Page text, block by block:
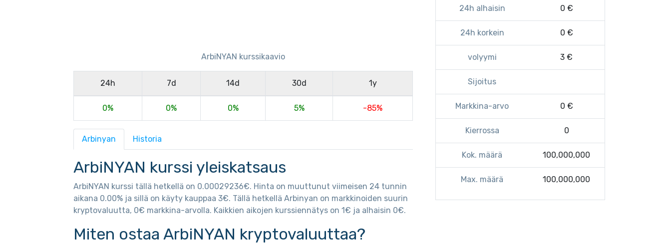
ArbiNYAN kurssikaavio
24h 7d 14d 30d 1y
0% 0% 0% 5% -85%
Arbinyan Historia
ArbiNYAN kurssi yleiskatsaus
ArbiNYAN kurssi tällä hetkellä on 0.00029236€. Hinta on muuttunut viimeisen 24 tunnin
aikana 0.00% ja sillä on käyty kauppaa 3€. Tällä hetkellä Arbinyan on markkinoiden suurin
kryptovaluutta, 0€ markkina-arvolla. Kaikkien aikojen kurssiennätys on 1€ ja alhaisin 0€.
Miten ostaa ArbiNYAN kryptovaluuttaa?
24h alhaisin 0 €
24h korkein 0 €
volyymi 3 €
Sijoitus
Markkina-arvo 0 €
Kierrossa 0
Kok. määrä 100,000,000
Max. määrä 100,000,000